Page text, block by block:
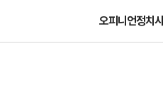
오피니언정치